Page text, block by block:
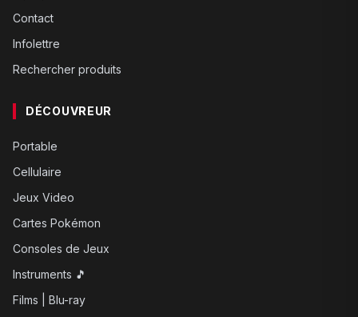
Contact
Infolettre
Rechercher produits
DÉCOUVREUR
Portable
Cellulaire
Jeux Video
Cartes Pokémon
Consoles de Jeux
Instruments 🎵
Films | Blu-ray